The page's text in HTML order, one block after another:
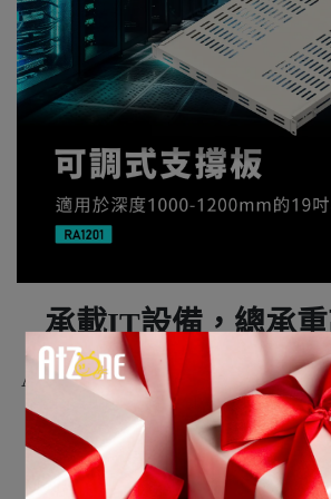
承載IT設備，總承
ATEN可調式支撐板，可直接安裝
載伺服器、
網路交換器等 IT 設備，總承載